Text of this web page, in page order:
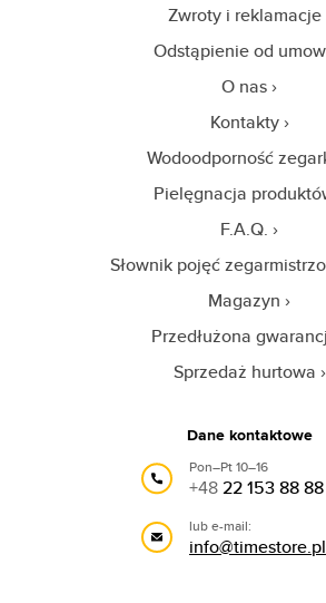
Zwroty i reklamacje
Odstąpienie od
O nas
Kontakty
Wodoodporność
Pielęgnacja
F.A.Q.
Słownik pojęć
Magazyn
Przedłużona
Sprzedaż hurtowa
Dane kontaktowe
Pon–Pt 10–16
+4822 153 88 88
lub e-mail:
info@timestore.pl